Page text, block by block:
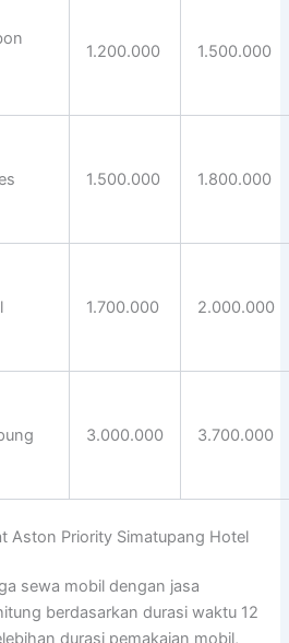
1.200.000 1.500.000
1.500.000 1.800.000
1.700.000 2.000.000
3.000.000 3.700.000
Aston Priority Simatupang Hotel
sewa mobil dengan jasa
berdasarkan durasi waktu 12